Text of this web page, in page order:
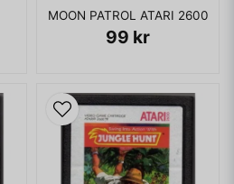
MOON PATROL ATARI 2600
99 kr